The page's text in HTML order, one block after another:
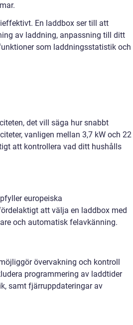
En laddbox ser till att
av laddning, anpassning till ditt
som laddningsstatistik och
det vill säga hur snabbt
vanligen mellan 3,7 kW och 22
att kontrollera vad ditt hushålls
europeiska
att välja en laddbox med
och automatisk felavkänning.
övervakning och kontroll
programmering av laddtider
samt fjärruppdateringar av